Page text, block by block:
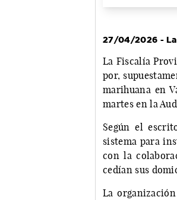
27/04/2026 -
La Fiscalía
por,
marihuana en
martes en la
Según el
sistema para
con la
cedían sus
La